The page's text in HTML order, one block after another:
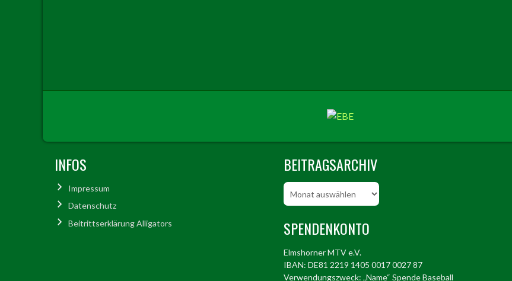
INFOS
Impressum
Datenschutz
Beitrittserklärung Alligators
BEITRAGSARCHIV
Beitragsarchiv
SPENDENKONTO
Elmshorner MTV e.V.
IBAN: DE81 2219 1405 0017 0027 87
Verwendungszweck: „Name“ Spende Baseball